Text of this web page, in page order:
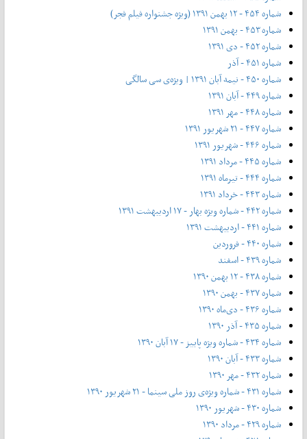
شماره ۴۵۴ - ۱۲ بهمن ۱۳۹۱ (ویژه جشنواره فیلم فجر)
شماره ۴۵۳ - بهمن ۱۳۹۱
شماره ۴۵۲ - دی ۱۳۹۱
شماره ۴۵۱ - آذر
شماره ۴۵۰ - نیمه آبان ۱۳۹۱ | ویژه‌ی سی سالگی
شماره ۴۴۹ - آبان ۱۳۹۱
شماره ۴۴۸ - مهر ۱۳۹۱
شماره ۴۴۷ - ۲۱ شهریور ۱۳۹۱
شماره ۴۴۶ - شهریور ۱۳۹۱
شماره ۴۴۵ - مرداد ۱۳۹۱
شماره ۴۴۴ - تیر‌ماه ۱۳۹۱
شماره ۴۴۳ - خرداد ۱۳۹۱
شماره ۴۴۲ - شماره ویژه بهار - ۱۷ اردیبهشت ۱۳۹۱
شماره ۴۴۱ - اردیبهشت ۱۳۹۱
شماره ۴۴۰ - فروردین
شماره ۴۳۹ - اسفند
شماره ۴۳۸ - ۱۲ بهمن ۱۳۹۰
شماره ۴۳۷ - بهمن ۱۳۹۰
شماره ۴۳۶ - دی‌ماه ۱۳۹۰
شماره ۴۳۵ - آذر ۱۳۹۰
شماره ۴۳۴ - شماره ویژه پاییز - ۱۷ آبان ۱۳۹۰
شماره ۴۳۳ - آبان ۱۳۹۰
شماره ۴۳۲ - مهر ۱۳۹۰
شماره ۴۳۱ - شماره ویژه‌ی روز ملی سینما - ۲۱ شهریور ۱۳۹۰
شماره ۴۳۰ - شهریور ۱۳۹۰
شماره ۴۲۹ - مرداد ۱۳۹۰